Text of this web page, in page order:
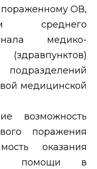
ОВ,
среднего
медико-
подразделений
медицинской
возможность
поражения
оказания
помощи в